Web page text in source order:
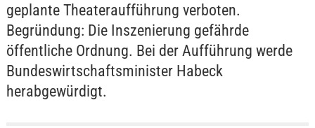
geplante Theateraufführung verboten.
Begründung: Die Inszenierung gefährde
öffentliche Ordnung. Bei der Aufführung werde
Bundeswirtschaftsminister Habeck
herabgewürdigt.